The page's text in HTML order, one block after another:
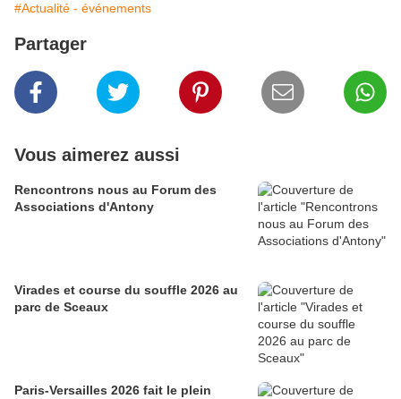
#Actualité - événements
Partager
Vous aimerez aussi
Rencontrons nous au Forum des
Associations d'Antony
Virades et course du souffle 2026 au
parc de Sceaux
Paris-Versailles 2026 fait le plein